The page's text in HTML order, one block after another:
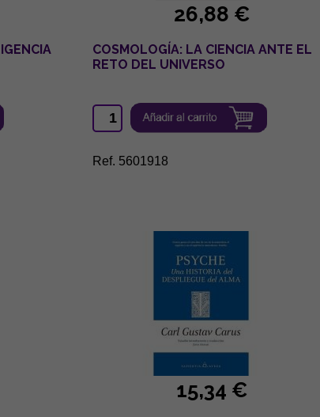
26,88 €
COSMOLOGÍA: LA CIENCIA ANTE EL
RETO DEL UNIVERSO
Ref. 5601918
15,34 €